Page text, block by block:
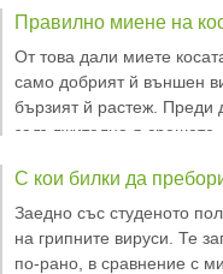
заради това някои хора
тази алтернатива, тъ
Правилно миене на
От това дали миете
само добрият й външен
бързият й растеж. Преди
задължително я
люспите на мъртвите
също, приготв
С кои билки да
Заедно със студеното
на грипните вируси. Те
по-рано, в сравнение с